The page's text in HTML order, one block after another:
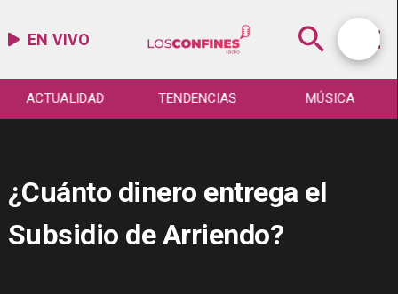
EN VIVO
ACTUALIDAD TENDENCIAS MÚSICA
¿Cuánto dinero entrega el
Subsidio de Arriendo?